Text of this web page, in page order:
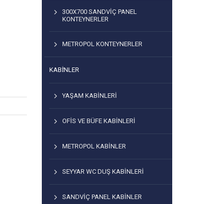
300X700 SANDVIÇ PANEL
KONTEYNERLER
METROPOL KONTEYNERLER
KABİNLER
YAŞAM KABINLERI
OFIS VE BÜFE KABINLERI
METROPOL KABINLER
SEYYAR WC DUŞ KABINLERI
SANDVIÇ PANEL KABINLER